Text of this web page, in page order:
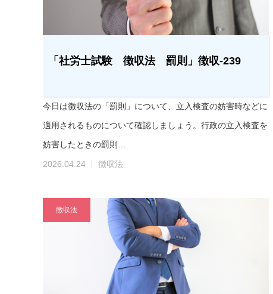
「社労士試験 徴収法 罰則」徴収-239
今日は徴収法の「罰則」について、立入検査の妨害時などに
適用されるものについて確認しましょう。行政の立入検査を
妨害したときの罰則…
2026.04.24 徴収法
徴収法